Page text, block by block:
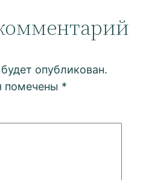
опубликован.
помечены *